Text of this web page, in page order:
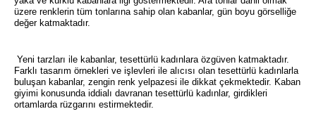
üzere renklerin tüm tonlarına sahip olan kabanlar, gün boyu görselliğe
değer katmaktadır.
Yeni tarzları ile kabanlar, tesettürlü kadınlara özgüven katmaktadır.
Farklı tasarım örnekleri ve işlevleri ile alıcısı olan tesettürlü kadınlarla
buluşan kabanlar, zengin renk yelpazesi ile dikkat çekmektedir. Kaban
giyimi konusunda iddialı davranan tesettürlü kadınlar, girdikleri
ortamlarda rüzgarını estirmektedir.